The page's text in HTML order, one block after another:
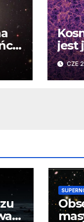
jest
CZE